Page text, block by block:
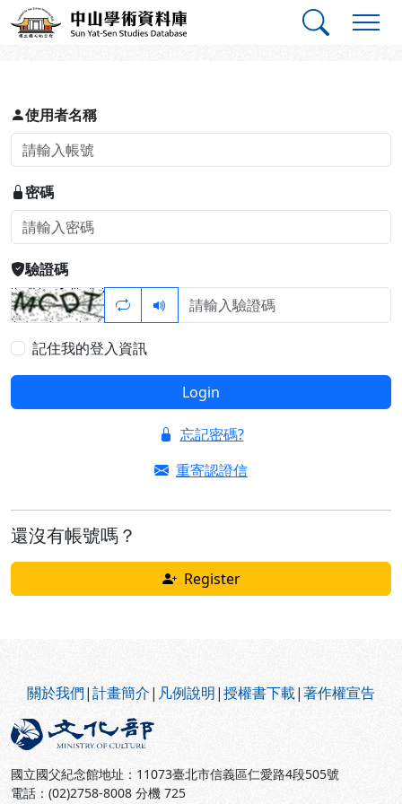
跳到主要內容
中山學術資料庫
登入
使用者名稱
密碼
驗證碼
記住我的登入資訊
Login
忘記密碼?
重寄認證信
還沒有帳號嗎？
Register
關於我們|計畫簡介| 凡例說明|授權書下載|著作權宣告
國立國父紀念館地址：11073臺北市信義區仁愛路4段505號
電話：(02)2758-8008 分機 725